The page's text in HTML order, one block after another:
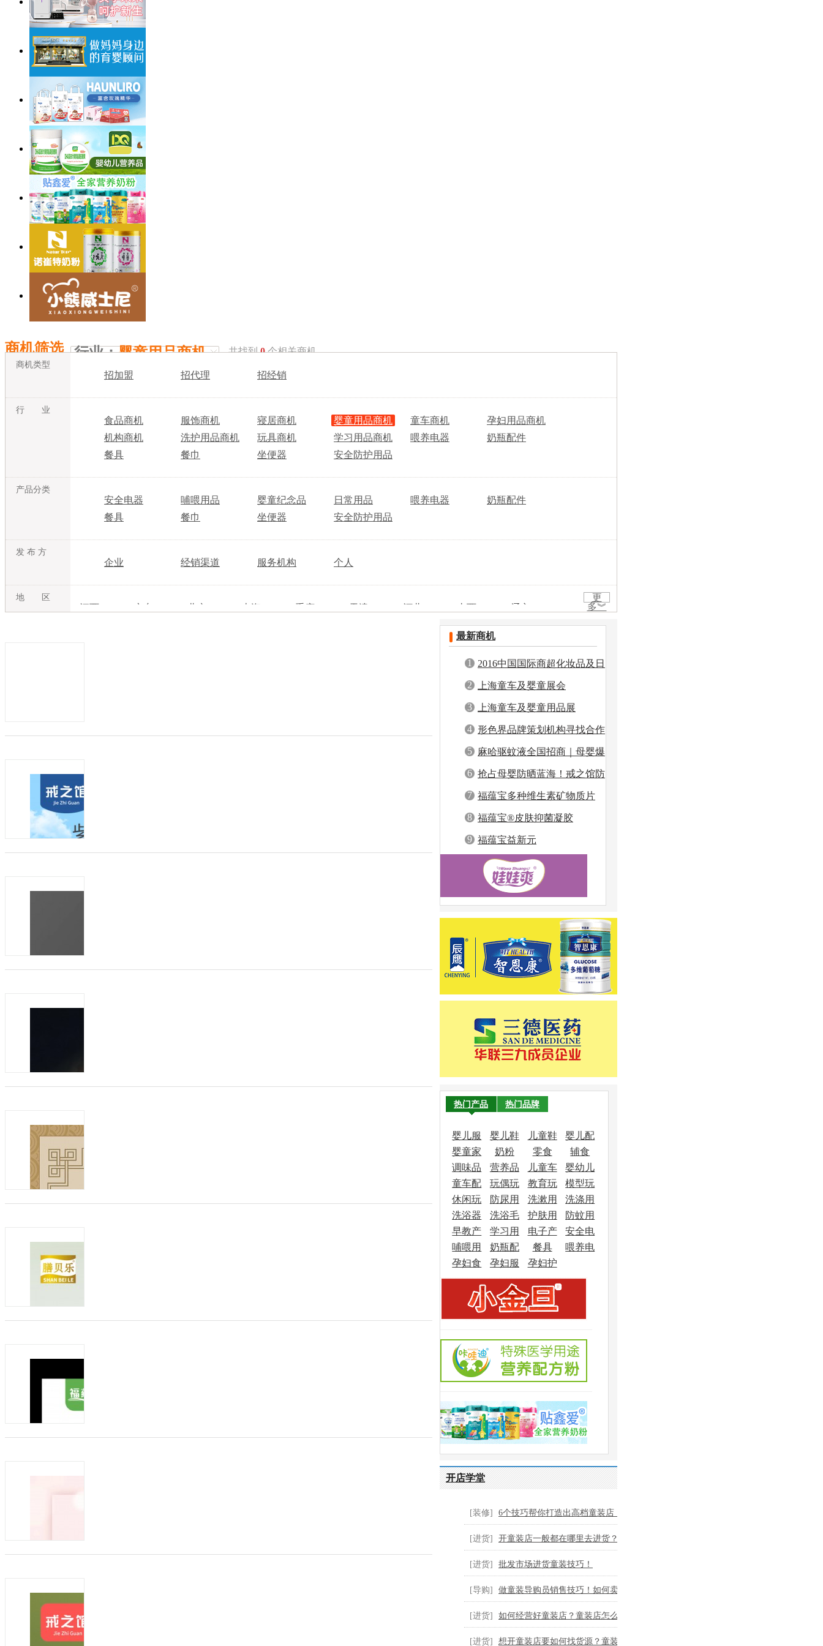
商机筛选 行业：婴童用品商机 共找到0个相关商机
商机类型
招加盟 招代理 招经销
行 业
食品商机 服饰商机 寝居商机 婴童用品商机 童车商机
孕妇用品商机
机构商机
洗护用品商机 玩具商机 学习用品商机 喂养电器
奶瓶配件
餐具
餐巾 坐便器 安全防护用品
产品分类
安全电器 哺喂用品 婴童纪念品 日常用品 喂养电器
奶瓶配件
餐具
餐巾 坐便器 安全防护用品
发 布 方
企业 经销渠道 服务机构 个人
地 区
江西 广东 北京 上海 重庆 天津 河北 山西
辽宁
山东
河南
西藏
更
多︾
最新商机
1
2016中国国际商超化妆品及日
用品采购交易会
2 上海童车及婴童展会
3 上海童车及婴童用品展
4 形色界品牌策划机构寻找合作
商
5 麻哈驱蚊液全国招商｜母婴爆
品，稳赚一夏！
6 抢占母婴防晒蓝海！戒之馆防
晒霜全国招商，
7 福蕴宝多种维生素矿物质片
8 福蕴宝®皮肤抑菌凝胶
9 福蕴宝益新元
热门产品 热门品牌
婴儿服
饰
婴儿鞋
袜
儿童鞋
婴儿配
饰
婴童家
具
奶粉 零食
辅食
调味品
营养品 儿童车
婴幼儿
车
童车配
件
玩偶玩
具
教育玩
具
模型玩
具
休闲玩
具
防尿用
品
洗漱用
品
洗涤用
品
洗浴器
皿
洗浴毛
巾
护肤用
品
防蚊用
品
早教产
品
学习用
品
电子产
品
安全电
器
哺喂用
品
奶瓶配
件
餐具
喂养电
孕妇食
品
孕妇服
饰
孕妇护
理用品
开店学堂
[装修] 6个技巧帮你打造出高档童装店！
童...
[进货] 开童装店一般都在哪里去进货？童
装...
[进货] 批发市场进货童装技巧！
[导购] 做童装导购员销售技巧！如何卖好
童...
[进货] 如何经营好童装店？童装店怎么进
货...
[进货] 想开童装店要如何找货源？童装店